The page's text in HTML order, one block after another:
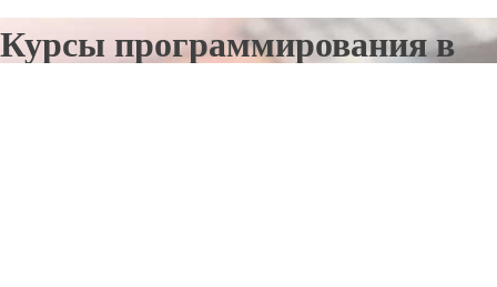
Курсы программирования в